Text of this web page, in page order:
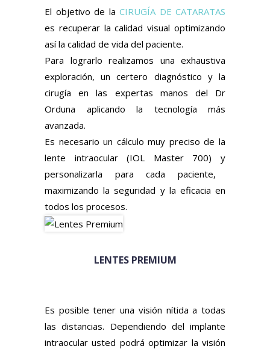
El objetivo de la CIRUGÍA DE CATARATAS
es recuperar la calidad visual optimizando
así la calidad de vida del paciente.
Para lograrlo realizamos una exhaustiva
exploración, un certero diagnóstico y la
cirugía en las expertas manos del Dr
Orduna aplicando la tecnología más
avanzada.
Es necesario un cálculo muy preciso de la
lente intraocular (IOL Master 700) y
personalizarla para cada paciente,
maximizando la seguridad y la eficacia en
todos los procesos.
LENTES PREMIUM
Es posible tener una visión nítida a todas
las distancias. Dependiendo del implante
intraocular usted podrá optimizar la visión